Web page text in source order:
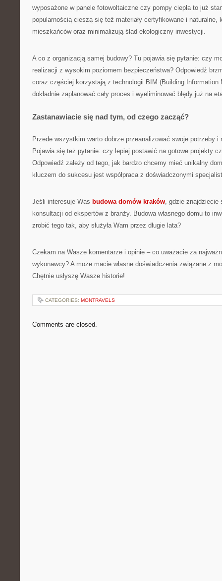
wyposażone w panele fotowoltaiczne czy pompy ciepła to już
popularnością cieszą się też materiały certyfikowane i naturalne,
mieszkańców oraz minimalizują ślad ekologiczny inwestycji.
A co z organizacją samej budowy? Tu pojawia się pytanie: czy
realizacji z wysokim poziomem bezpieczeństwa? Odpowiedź
coraz częściej korzystają z technologii BIM (Building Information
dokładnie zaplanować cały proces i wyeliminować błędy już na
Zastanawiacie się nad tym, od czego zacząć?
Przede wszystkim warto dobrze przeanalizować swoje potrzeby i
Pojawia się też pytanie: czy lepiej postawić na gotowe projekty
Odpowiedź zależy od tego, jak bardzo chcemy mieć unikalny
kluczem do sukcesu jest współpraca z doświadczonymi
Jeśli interesuje Was budowa domów kraków, gdzie znajdziecie
konsultacji od ekspertów z branży. Budowa własnego domu to
zrobić tego tak, aby służyła Wam przez długie lata?
Czekam na Wasze komentarze i opinie – co uważacie za
wykonawcy? A może macie własne doświadczenia związane z
Chętnie usłyszę Wasze historie!
CATEGORIES: MONTRAVELS
Comments are closed.